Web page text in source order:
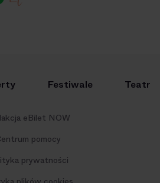
Festiwale Teatr
eBilet NOW
pomocy
prywatności